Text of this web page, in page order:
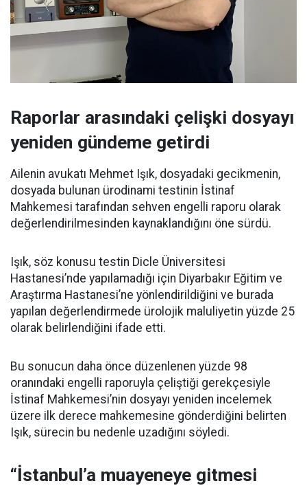
Raporlar arasındaki çelişki dosyayı
yeniden gündeme getirdi
Ailenin avukatı Mehmet Işık, dosyadaki gecikmenin,
dosyada bulunan ürodinami testinin İstinaf
Mahkemesi tarafından sehven engelli raporu olarak
değerlendirilmesinden kaynaklandığını öne sürdü.
Işık, söz konusu testin Dicle Üniversitesi
Hastanesi’nde yapılamadığı için Diyarbakır Eğitim ve
Araştırma Hastanesi’ne yönlendirildiğini ve burada
yapılan değerlendirmede ürolojik maluliyetin yüzde 25
olarak belirlendiğini ifade etti.
Bu sonucun daha önce düzenlenen yüzde 98
oranındaki engelli raporuyla çeliştiği gerekçesiyle
İstinaf Mahkemesi’nin dosyayı yeniden incelemek
üzere ilk derece mahkemesine gönderdiğini belirten
Işık, sürecin bu nedenle uzadığını söyledi.
“İstanbul’a muayeneye gitmesi